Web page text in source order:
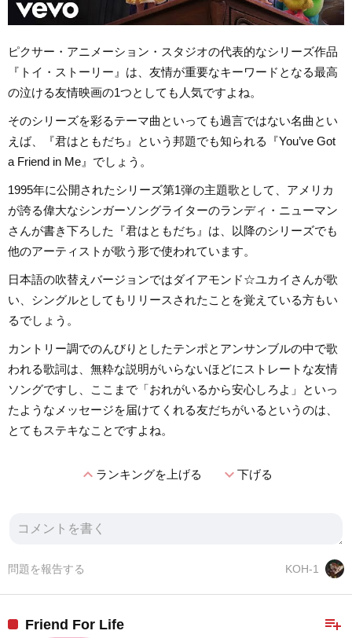
ピクサー・アニメーション・スタジオの代表的なシリーズ作品
『トイ・ストーリー』は、友情が重要なキーワードとなる最高
の泣ける友情映画の1つとしても人気ですよね。
そのシリーズを彩るテーマ曲といっても過言ではない名曲とい
えば、『君はともだち』という邦題でも知られる『You’ve Got
a Friend in Me』でしょう。
1995年に公開されたシリーズ第1弾の主題歌として、アメリカ
が誇る偉大なシンガーソングライターのランディ・ニューマン
さんが書き下ろした『君はともだち』は、以降のシリーズでも
他のアーティストが歌う形で使われています。
日本語の吹替えバージョンではダイアモンド☆ユカイさんが歌
い、シングルとしてもリリースされたことを覚えている方もい
るでしょう。
カントリー調でのんびりとしたテンポとアンサンブルの中で歌
われる歌詞は、無粋な説明がいらないほどにストレートな友情
ソングですし、ここまで「おれがいるから安心しろよ」といっ
たようなメッセージを届けてくれる友だちがいるというのは、
とてもステキなことですよね。
expand_lessランキングを上げる expand_more下げる
KOH-1
問題を報告する
playlist_add
Friend For Life